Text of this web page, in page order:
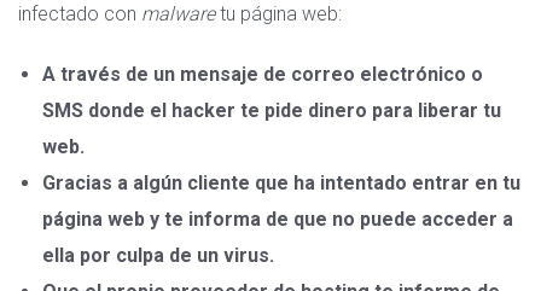
infectado con malwaretu página web:
A través de un mensaje de correo electrónico o
SMS donde el hacker te pide dinero para liberar tu
web.
Gracias a algún cliente que ha intentado entrar en tu
página web y te informa de que no puede acceder a
ella por culpa de un virus.